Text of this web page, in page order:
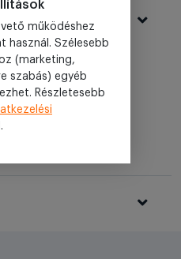
működéshez
használ. Szélesebb
(marketing,
szabás) egyéb
Részletesebb